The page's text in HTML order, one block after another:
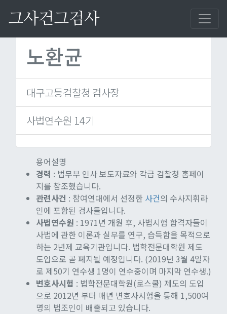
그사건그검사
검사 재검색
노환균
대구고등검찰청 검사장
사법연수원 14기
용어설명
경력 : 법무부 인사 보도자료와 각급 검찰청 홈페이
지를 참조했습니다.
관련사건 : 참여연대에서 선정한 사건의 수사지휘라
인에 포함된 검사들입니다.
사법연수원 : 1971년 개원 후, 사법시험 합격자들이
사법에 관한 이론과 실무를 연구, 습득함을 목적으로
하는 2년제 교육기관입니다. 법학전문대학원 제도
도입으로 곧 폐지될 예정입니다. (2019년 3월 4일자
로 제50기 연수생 1명이 연수중이며 마지막 연수생.)
변호사시험 : 법학전문대학원(로스쿨) 제도의 도입
으로 2012년 부터 매년 변호사시험을 통해 1,500여
명의 법조인이 배출되고 있습니다.